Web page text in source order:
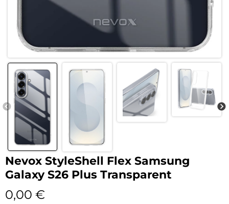
Nevox StyleShell Flex Samsung
Galaxy S26 Plus Transparent
0,00 €